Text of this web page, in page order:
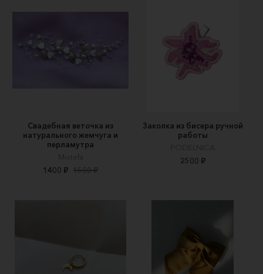
Свадебная веточка из
натурального жемчуга и
перламутра
Mistefa
1400 ₽ 1500 ₽
Заколка из бисера ручной
работы
PODELNICA
2500 ₽